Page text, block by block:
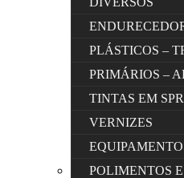
PLÁSTICOS –
PRIMÁRIOS –
TINTAS EM
VERNIZES
POLIMENTOS